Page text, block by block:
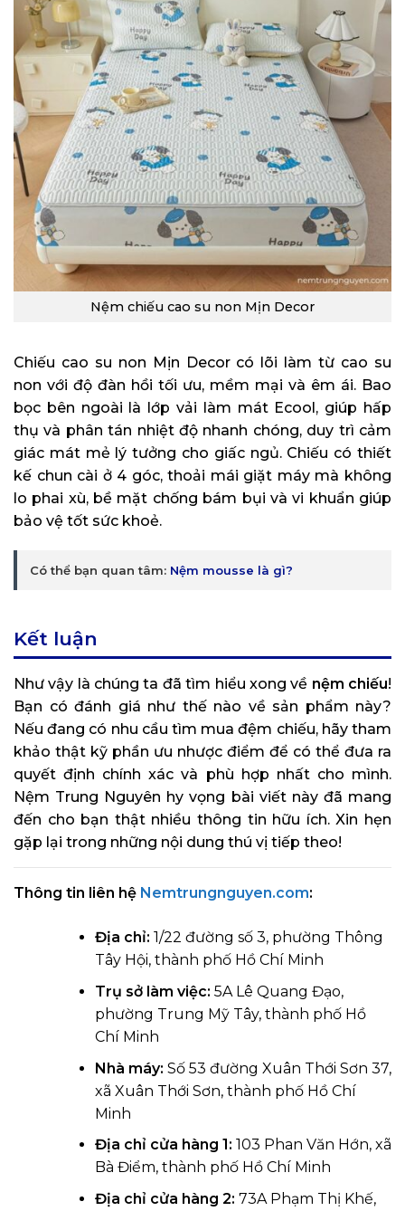
Nệm chiếu cao su non Mịn Decor
Chiếu cao su non Mịn Decor có lõi làm từ cao su
non với độ đàn hồi tối ưu, mềm mại và êm ái. Bao
bọc bên ngoài là lớp vải làm mát Ecool, giúp hấp
thụ và phân tán nhiệt độ nhanh chóng, duy trì cảm
giác mát mẻ lý tưởng cho giấc ngủ. Chiếu có thiết
kế chun cài ở 4 góc, thoải mái giặt máy mà không
lo phai xù, bề mặt chống bám bụi và vi khuẩn giúp
bảo vệ tốt sức khoẻ.
Có thể bạn quan tâm: Nệm mousse là gì?
Kết luận
Như vậy là chúng ta đã tìm hiểu xong về nệm chiếu!
Bạn có đánh giá như thế nào về sản phẩm này?
Nếu đang có nhu cầu tìm mua đệm chiếu, hãy tham
khảo thật kỹ phần ưu nhược điểm để có thể đưa ra
quyết định chính xác và phù hợp nhất cho mình.
Nệm Trung Nguyên hy vọng bài viết này đã mang
đến cho bạn thật nhiều thông tin hữu ích. Xin hẹn
gặp lại trong những nội dung thú vị tiếp theo!
Thông tin liên hệ Nemtrungnguyen.com:
Địa chỉ: 1/22 đường số 3, phường Thông
Tây Hội, thành phố Hồ Chí Minh
Trụ sở làm việc: 5A Lê Quang Đạo,
phường Trung Mỹ Tây, thành phố Hồ
Chí Minh
Nhà máy: Số 53 đường Xuân Thới Sơn 37,
xã Xuân Thới Sơn, thành phố Hồ Chí
Minh
Địa chỉ cửa hàng 1: 103 Phan Văn Hớn, xã
Bà Điểm, thành phố Hồ Chí Minh
Địa chỉ cửa hàng 2: 73A Phạm Thị Khế,